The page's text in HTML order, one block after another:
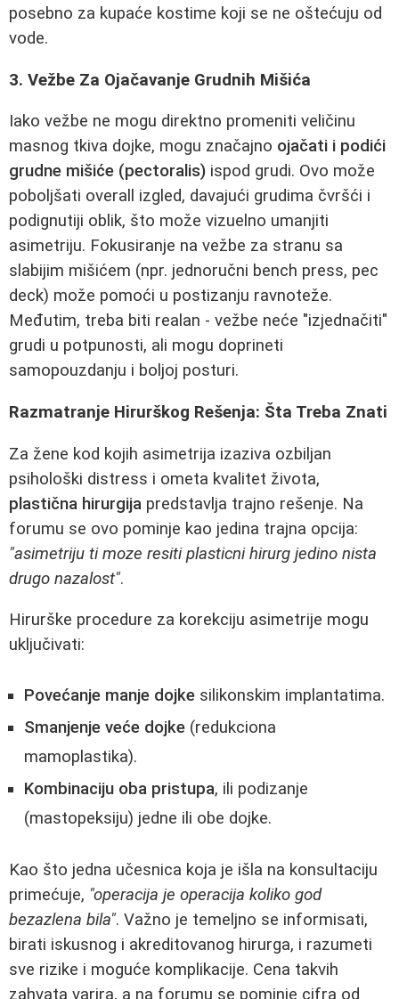
posebno za kupaće kostime koji se ne oštećuju od
vode.
3. Vežbe Za Ojačavanje Grudnih Mišića
Iako vežbe ne mogu direktno promeniti veličinu
masnog tkiva dojke, mogu značajno ojačati i podići
grudne mišiće (pectoralis) ispod grudi. Ovo može
poboljšati overall izgled, davajući grudima čvršći i
podignutiji oblik, što može vizuelno umanjiti
asimetriju. Fokusiranje na vežbe za stranu sa
slabijim mišićem (npr. jednoručni bench press, pec
deck) može pomoći u postizanju ravnoteže.
Međutim, treba biti realan - vežbe neće "izjednačiti"
grudi u potpunosti, ali mogu doprineti
samopouzdanju i boljoj posturi.
Razmatranje Hirurškog Rešenja: Šta Treba Znati
Za žene kod kojih asimetrija izaziva ozbiljan
psihološki distress i ometa kvalitet života,
plastična hirurgija predstavlja trajno rešenje. Na
forumu se ovo pominje kao jedina trajna opcija:
"asimetriju ti moze resiti plasticni hirurg jedino nista
drugo nazalost".
Hirurške procedure za korekciju asimetrije mogu
uključivati:
Povećanje manje dojke silikonskim implantatima.
Smanjenje veće dojke (redukciona
mamoplastika).
Kombinaciju oba pristupa, ili podizanje
(mastopeksiju) jedne ili obe dojke.
Kao što jedna učesnica koja je išla na konsultaciju
primećuje, "operacija je operacija koliko god
bezazlena bila". Važno je temeljno se informisati,
birati iskusnog i akreditovanog hirurga, i razumeti
sve rizike i moguće komplikacije. Cena takvih
zahvata varira, a na forumu se pominje cifra od